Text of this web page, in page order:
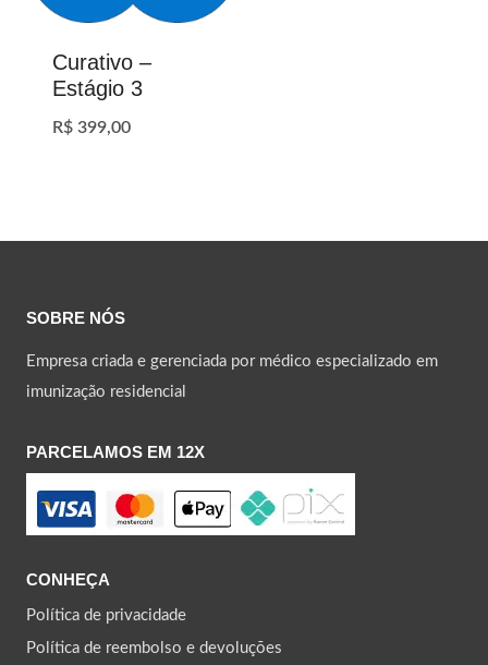
Curativo –
Estágio 3
R$ 399,00
SOBRE NÓS
Empresa criada e gerenciada por médico especializado em
imunização residencial
PARCELAMOS EM 12X
CONHEÇA
Política de privacidade
Política de reembolso e devoluções